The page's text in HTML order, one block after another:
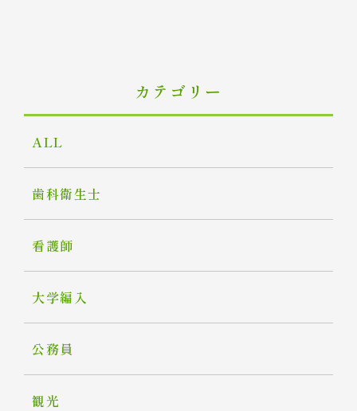
カテゴリー
ALL
歯科衛生士
看護師
大学編入
公務員
観光